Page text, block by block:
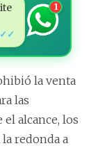
✓✓
1
la venta
las
alcance, los
redonda a